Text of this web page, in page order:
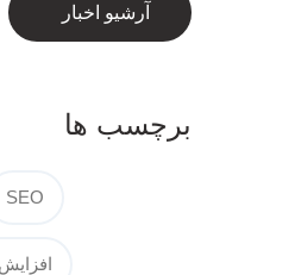
آرشیو اخبار
برچسب ها
SEO